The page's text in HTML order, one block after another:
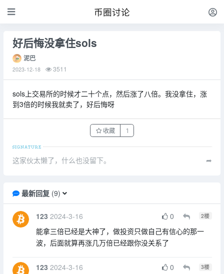
币圈讨论
好后悔没拿住sols
泥巴
2023-12-18 3511
sols上交易所的时候才二十个点，然后涨了八倍。我没拿住，涨
到3倍的时候我就卖了，好后悔呀
收藏 1
这家伙太懒了，什么也没留下。 ➦
最新回复(9)
123 2024-3-16 0 2楼
能拿三倍已经是大神了，做投资只做自己有信心的那一
波，后面就算再涨几万倍已经跟你没关系了
123 2024-3-16 0 3楼